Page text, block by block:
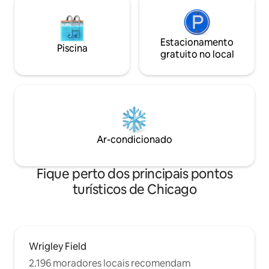
acessam o centro e outras partes da
relativamente fácil ao redor do
apartamento e oferecemos adesivos de
apartamento na mesa. Oferecemos
Piscina
Estacionamento
gratuito no local
Ar-condicionado
Fique perto dos principais pontos
turísticos de Chicago
Wrigley Field
2.196 moradores locais recomendam